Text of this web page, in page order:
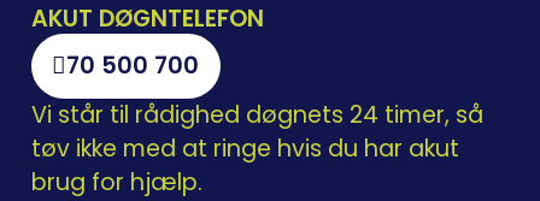
AKUT DØGNTELEFON
70 500 700
Vi står til rådighed døgnets 24 timer, så
tøv ikke med at ringe hvis du har akut
brug for hjælp.